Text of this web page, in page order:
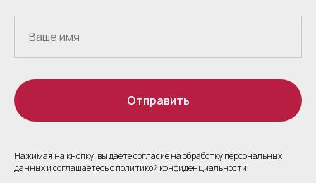
Отправить
Нажимая на кнопку, вы даете согласие на обработку персональных
данных и соглашаетесь c политикой конфиденциальности